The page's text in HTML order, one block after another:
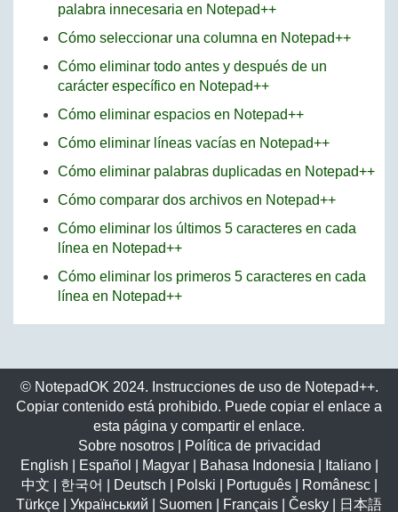
palabra innecesaria en Notepad++
Cómo seleccionar una columna en Notepad++
Cómo eliminar todo antes y después de un
carácter específico en Notepad++
Cómo eliminar espacios en Notepad++
Cómo eliminar líneas vacías en Notepad++
Cómo eliminar palabras duplicadas en Notepad++
Cómo comparar dos archivos en Notepad++
Cómo eliminar los últimos 5 caracteres en cada
línea en Notepad++
Cómo eliminar los primeros 5 caracteres en cada
línea en Notepad++
© NotepadOK 2024. Instrucciones de uso de Notepad++.
Copiar contenido está prohibido. Puede copiar el enlace a
esta página y compartir el enlace.
Sobre nosotros|
Política de privacidad
English
Español Magyar| Bahasa Indonesia| Italiano|
中文
한국어 Deutsch Polski Português| Românesc|
Türkçe
Український Suomen Français Česky 日本語